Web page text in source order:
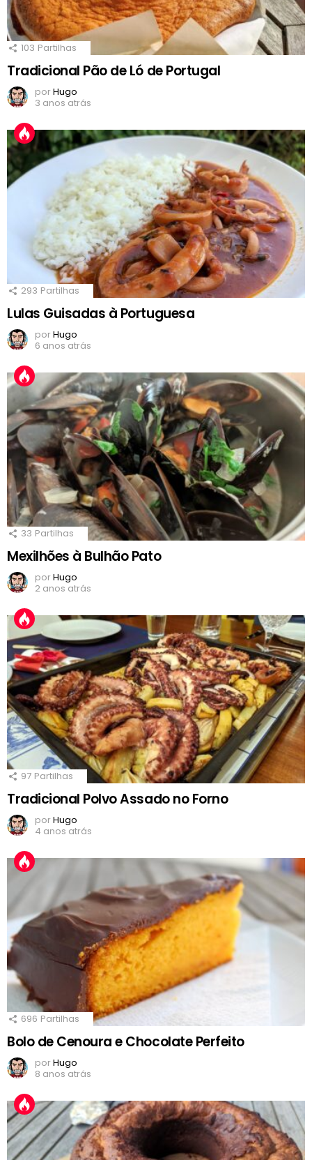
103 Partilhas
Tradicional Pão de Ló de Portugal
porHugo
3 anos atrás
293 Partilhas
Lulas Guisadas à Portuguesa
porHugo
6 anos atrás
33 Partilhas
Mexilhões à Bulhão Pato
porHugo
2 anos atrás
97 Partilhas
Tradicional Polvo Assado no Forno
porHugo
4 anos atrás
696 Partilhas
Bolo de Cenoura e Chocolate Perfeito
porHugo
8 anos atrás